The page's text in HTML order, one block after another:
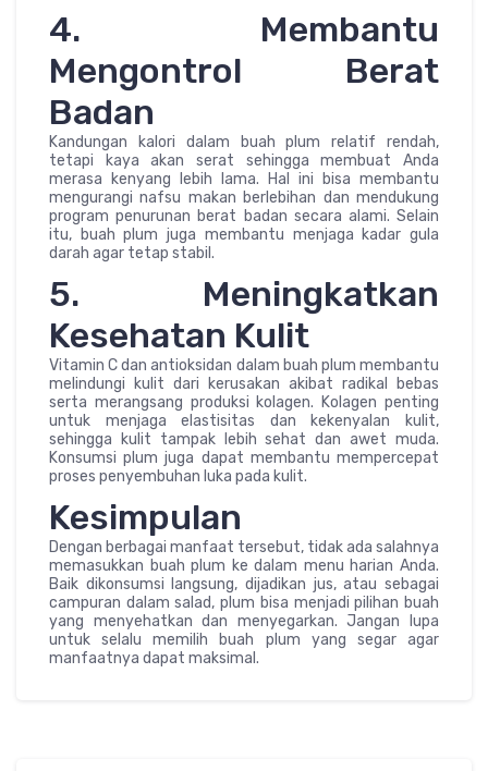
4. Membantu
Mengontrol Berat
Badan
Kandungan kalori dalam buah plum relatif rendah,
tetapi kaya akan serat sehingga membuat Anda
merasa kenyang lebih lama. Hal ini bisa membantu
mengurangi nafsu makan berlebihan dan mendukung
program penurunan berat badan secara alami. Selain
itu, buah plum juga membantu menjaga kadar gula
darah agar tetap stabil.
5. Meningkatkan
Kesehatan Kulit
Vitamin C dan antioksidan dalam buah plum membantu
melindungi kulit dari kerusakan akibat radikal bebas
serta merangsang produksi kolagen. Kolagen penting
untuk menjaga elastisitas dan kekenyalan kulit,
sehingga kulit tampak lebih sehat dan awet muda.
Konsumsi plum juga dapat membantu mempercepat
proses penyembuhan luka pada kulit.
Kesimpulan
Dengan berbagai manfaat tersebut, tidak ada salahnya
memasukkan buah plum ke dalam menu harian Anda.
Baik dikonsumsi langsung, dijadikan jus, atau sebagai
campuran dalam salad, plum bisa menjadi pilihan buah
yang menyehatkan dan menyegarkan. Jangan lupa
untuk selalu memilih buah plum yang segar agar
manfaatnya dapat maksimal.